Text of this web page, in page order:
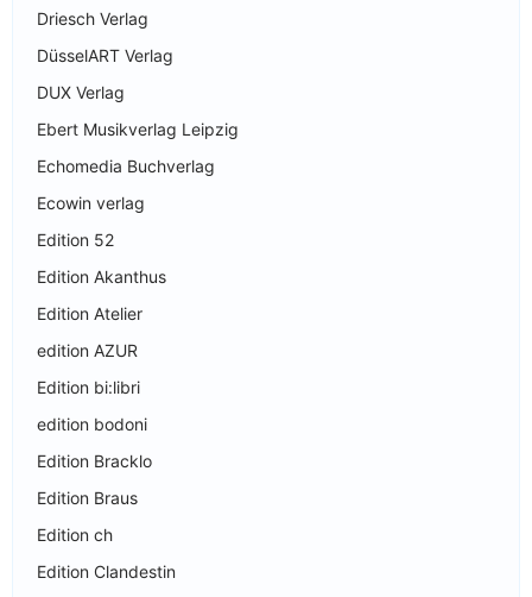
Driesch Verlag
DüsselART Verlag
DUX Verlag
Ebert Musikverlag Leipzig
Echomedia Buchverlag
Ecowin verlag
Edition 52
Edition Akanthus
Edition Atelier
edition AZUR
Edition bi:libri
edition bodoni
Edition Bracklo
Edition Braus
Edition ch
Edition Clandestin